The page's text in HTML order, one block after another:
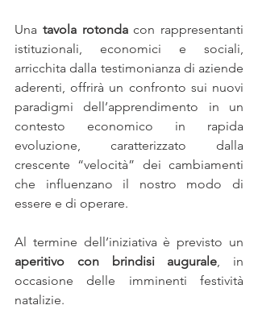
Una tavola rotonda con rappresentanti
istituzionali, economici e sociali,
arricchita dalla testimonianza di aziende
aderenti, offrirà un confronto sui nuovi
paradigmi dell’apprendimento in un
contesto economico in rapida
evoluzione, caratterizzato dalla
crescente “velocità” dei cambiamenti
che influenzano il nostro modo di
essere e di operare.
aperitivo con brindisi augurale, in
occasione delle imminenti festività
natalizie.